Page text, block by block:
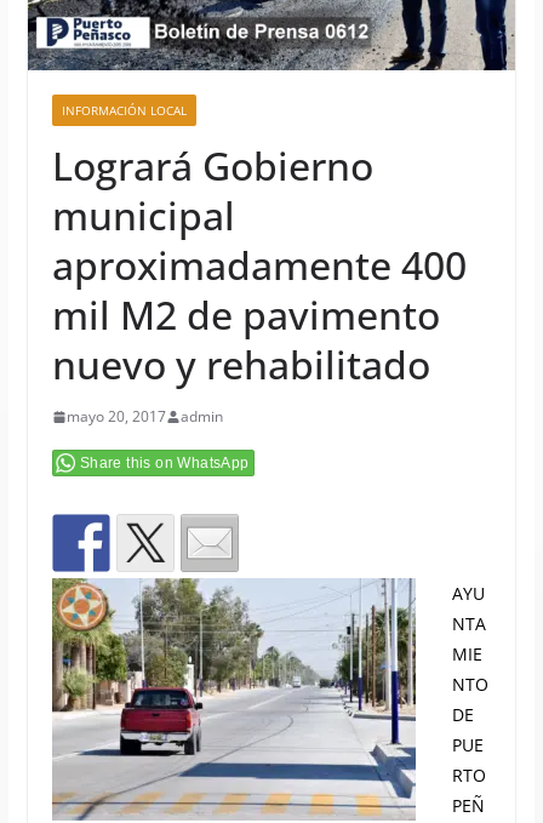
INFORMACIÓN LOCAL
Logrará Gobierno
municipal
aproximadamente 400
mil M2 de pavimento
nuevo y rehabilitado
mayo 20, 2017 admin
Share this on WhatsApp
AYU
NTA
MIE
NTO
DE
PUE
RTO
PEÑ